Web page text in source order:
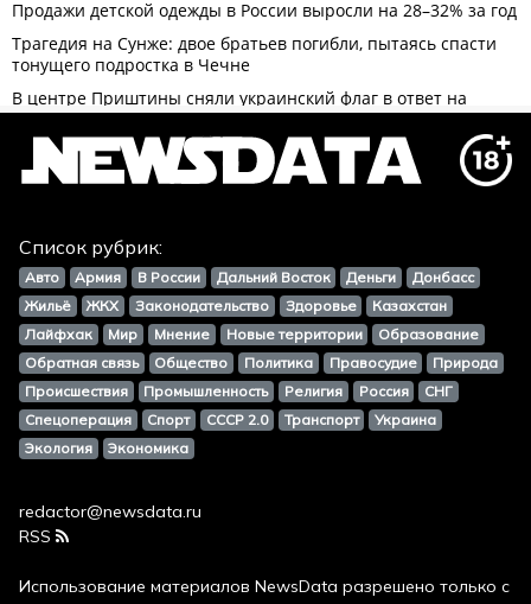
Список рубрик:
Авто Армия В России Дальний Восток Деньги
Донбасс
Жильё
ЖКХ Законодательство Здоровье
Казахстан
Лайфхак
Мир Мнение Новые территории
Образование
Обратная связь
Общество Политика Правосудие
Природа
Происшествия
Промышленность Религия Россия
СНГ
Спецоперация
Спорт СССР 2.0 Транспорт
Украина
Экология
Экономика
redactor@newsdata.ru
RSS
Использование материалов NewsData разрешено только с